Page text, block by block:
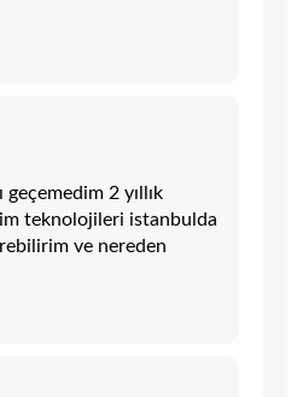
2 yıllık
teknolojileri istanbulda
ve nereden